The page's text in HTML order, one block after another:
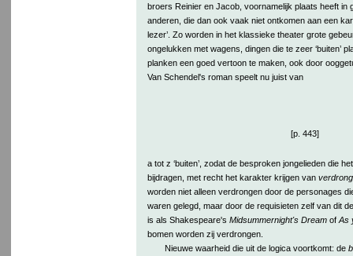
broers Reinier en Jacob, voornamelijk plaats heeft in
anderen, die dan ook vaak niet ontkomen aan een
lezer’. Zo worden in het klassieke theater grote
ongelukken met wagens, dingen die te zeer ‘buiten’
planken een goed vertoon te maken, ook door
Van Schendel's roman speelt nu juist van
[p. 443]
a tot z ‘buiten’, zodat de besproken jongelieden die
bijdragen, met recht het karakter krijgen van
worden niet alleen verdrongen door de personages
waren gelegd, maar door de requisieten zelf van dit
is als Shakespeare's Midsummernight's Dreamof As
bomen worden zij verdrongen.
Nieuwe waarheid die uit de logica voortkomt: de